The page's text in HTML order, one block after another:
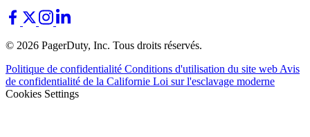
© 2026 PagerDuty, Inc. Tous droits réservés.
Politique de confidentialité Conditions d'utilisation du site web Avis
de confidentialité de la Californie Loi sur l'esclavage moderne
Cookies Settings